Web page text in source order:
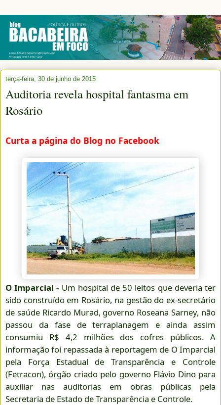
terça-feira, 30 de junho de 2015
Auditoria revela hospital fantasma em
Rosário
Curta a página do Blog no Facebook
O Imparcial - Um hospital de 50 leitos que deveria ter
sido construído em Rosário, na gestão do ex-secretário
de saúde Ricardo Murad, governo Roseana Sarney, não
passou da fase de terraplanagem e ainda assim
consumiu R$ 4,2 milhões dos cofres públicos. A
informação foi repassada à reportagem de O Imparcial
pela Força Estadual de Transparência e Controle
(Fetracon), órgão criado pelo governo Flávio Dino para
auxiliar nas auditorias em obras públicas pela
Secretaria de Estado de Transparência e Controle.